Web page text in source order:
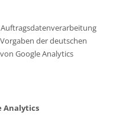
der deutschen
Google Analytics
Analytics